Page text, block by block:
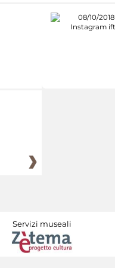
Servizi museali